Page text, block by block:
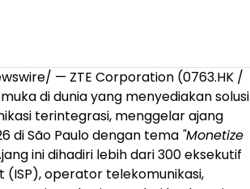
— ZTE Corporation (0763.HK /
di dunia yang menyediakan solusi
terintegrasi, menggelar ajang
di São Paulo dengan tema "Monetize
ini dihadiri lebih dari 300 eksekutif
operator telekomunikasi,